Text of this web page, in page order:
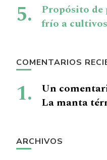
Propósito
frío a
COMENTARIOS
Un
La manta
ARCHIVOS